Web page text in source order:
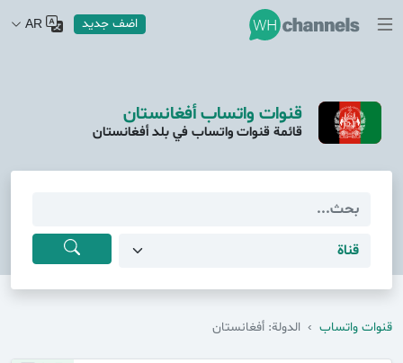
اضف جديد
قنوات واتساب أفغانستان
قائمة قنوات واتساب في بلد أفغانستان
قنوات واتساب › الدولة: أفغانستان